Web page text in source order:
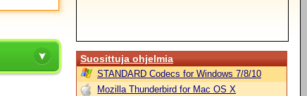
Suosittuja ohjelmia
STANDARD Codecs for Windows 7/8/10
Mozilla Thunderbird for Mac OS X